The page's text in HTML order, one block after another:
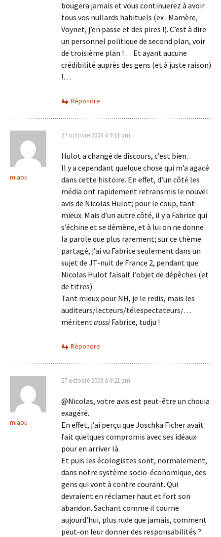
bougera jamais et vous continuerez à avoir
tous vos nullards habituels (ex : Mamère,
Voynet, j’en passe et des pires !). C’est à dire
un personnel politique de second plan, voir
de troisième plan !… Et ayant aucune
crédibilité auprès des gens (et à juste raison)
!…
Répondre
miaou
27 octobre 2008 à 9:11 pm
Hulot a changé de discours, c’est bien.
Il y a cependant quelque chose qui m’a agacé
dans cette histoire. En effet, d’un côté les
média ont rapidement retransmis le nouvel
avis de Nicolas Hulot; pour le coup, tant
mieux. Mais d’un autre côté, il y a Fabrice qui
s’échine et se démène, et à lui on ne donne
la parole que plus rarement; sur ce thème
partagé, j’ai vu Fabrice seulement dans un
sujet de JT-nuit de France 2, pendant que
Nicolas Hulot faisait l’objet de dépêches (et
de titres).
Tant mieux pour NH, je le redis, mais les
auditeurs/lecteurs/télespectateurs/…
méritentaussi Fabrice, tudju !
Répondre
miaou
27 octobre 2008 à 9:21 pm
@Nicolas, votre avis est peut-être un chouïa
exagéré.
En effet, j’ai perçu que Joschka Ficher avait
fait quelques compromis avec ses idéaux
pour en arriver là.
Et puis les écologistes sont, normalement,
dans notre système socio-économique, des
gens qui vont à contre courant. Qui
devraient en réclamer haut et fort son
abandon. Sachant comme il tourne
aujourd’hui, plus rude que jamais, comment
peut-on leur donner des responsabilités ?